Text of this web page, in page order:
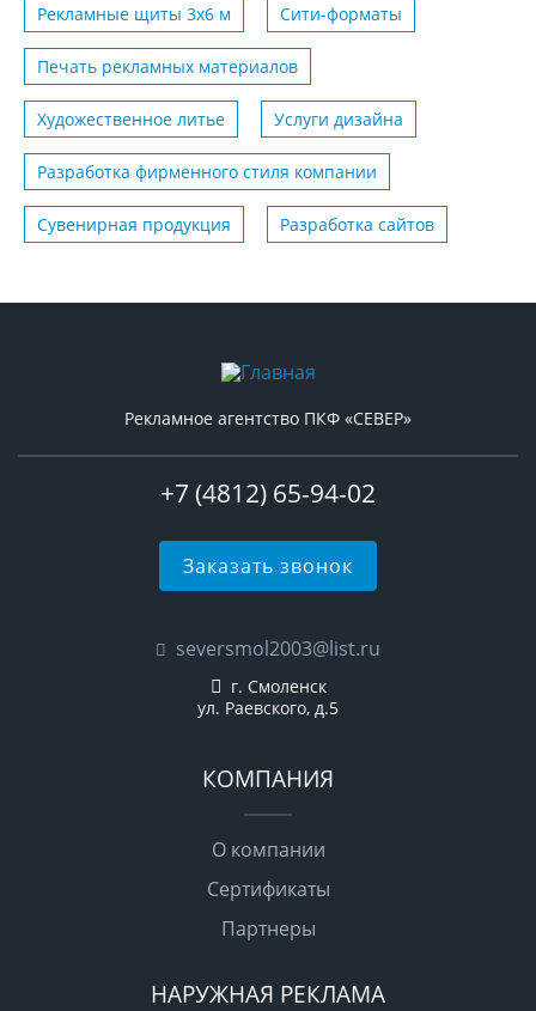
Рекламные щиты 3х6 м Сити-форматы
Печать рекламных материалов
Художественное литье Услуги дизайна
Разработка фирменного стиля компании
Сувенирная продукция Разработка сайтов
Рекламное агентство ПКФ «СЕВЕР»
+7 (4812) 65-94-02
Заказать звонок
seversmol2003@list.ru
г. Смоленск
ул. Раевского, д.5
КОМПАНИЯ
О компании
Сертификаты
Партнеры
НАРУЖНАЯ РЕКЛАМА